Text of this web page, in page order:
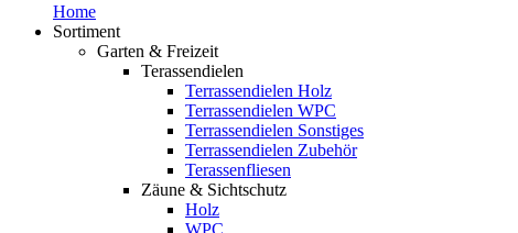
Home
Sortiment
Garten & Freizeit
Terassendielen
Terrassendielen Holz
Terrassendielen WPC
Terrassendielen Sonstiges
Terrassendielen Zubehör
Terassenfliesen
Zäune & Sichtschutz
Holz
WPC